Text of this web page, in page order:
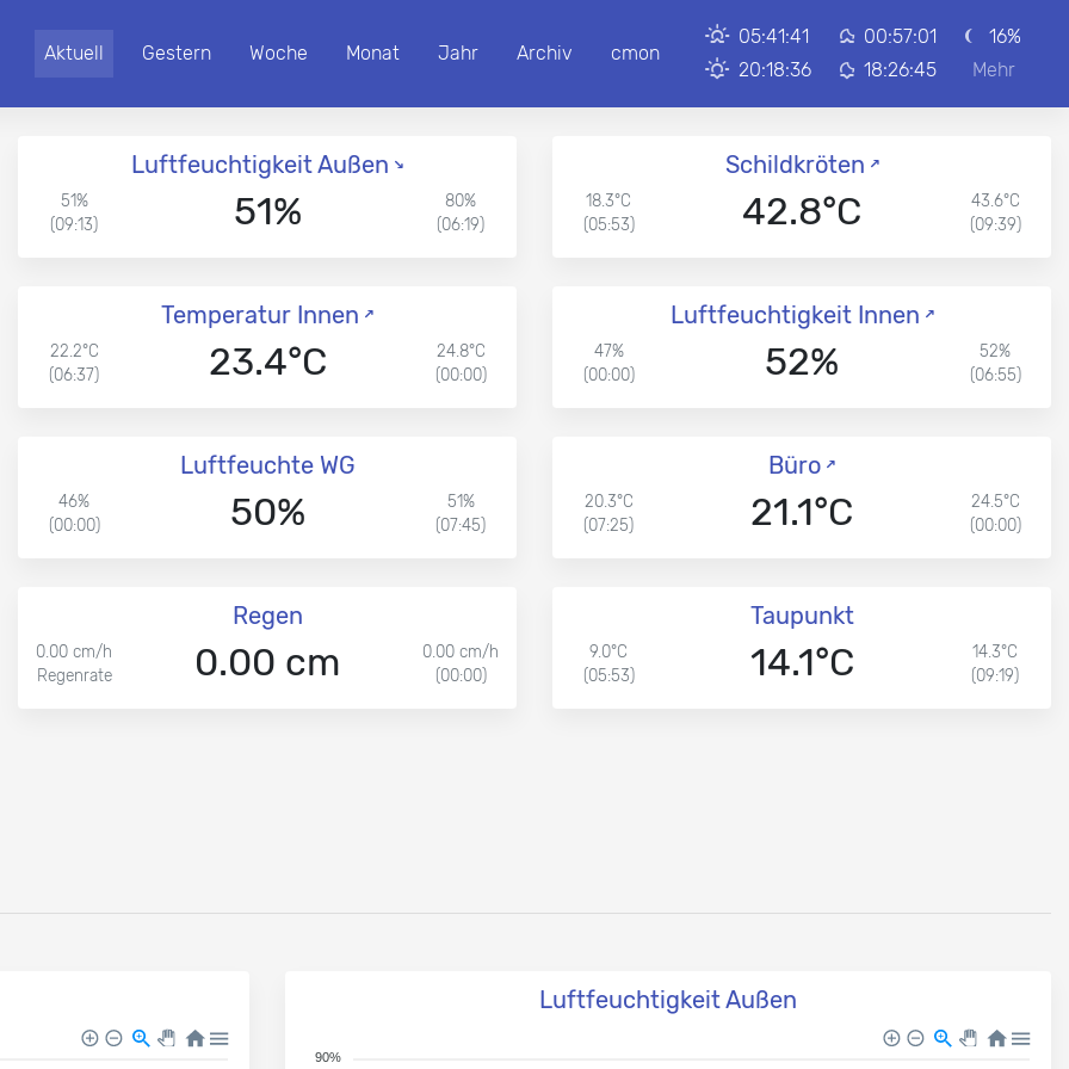
Aktuell Gestern Woche Monat Jahr Archiv cmon
05:41:41
20:18:36
00:57:01
18:26:45
16%
Mehr
Luftfeuchtigkeit Außen
51%
(09:13)
51%
80%
(06:19)
Schildkröten
18.3°C
(05:53)
42.8°C
43.6°C
(09:39)
Temperatur Innen
22.2°C
(06:37)
23.4°C
24.8°C
(00:00)
Luftfeuchtigkeit Innen
47%
(00:00)
52%
52%
(06:55)
Luftfeuchte WG
46%
(00:00)
50%
51%
(07:45)
Büro
20.3°C
(07:25)
21.1°C
24.5°C
(00:00)
Regen
0.00 cm/h
Regenrate
0.00 cm
0.00 cm/h
(00:00)
Taupunkt
9.0°C
(05:53)
14.1°C
14.3°C
(09:19)
Luftfeuchtigkeit Außen
90%